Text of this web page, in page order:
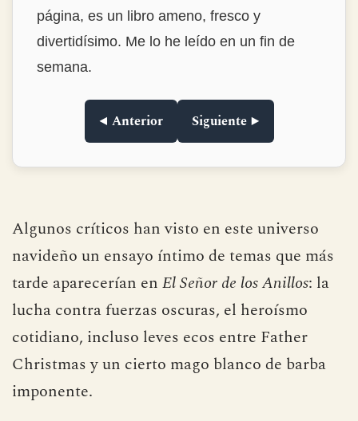
narrarlas de forma tan amena y con ese
punto de ironía tan divertido. La
encuadernación en tapa dura, de las que ya
compré para regalar y me lo quedé para mí.
◀ Anterior Siguiente ▶
Algunos críticos han visto en este universo
navideño un ensayo íntimo de temas que más
tarde aparecerían enEl Señor de los Anillos
lucha contra fuerzas oscuras, el heroísmo
cotidiano, incluso leves ecos entre Father